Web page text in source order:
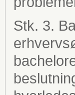
Stk. 3.